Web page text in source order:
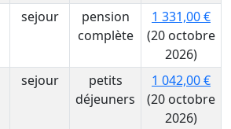
sejour
pension
complète
1 331,00 €
(20 octobre
2026)
sejour
petits
déjeuners
1 042,00 €
(20 octobre
2026)